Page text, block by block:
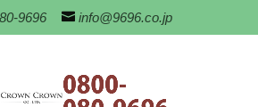
9696 info@9696.co.jp